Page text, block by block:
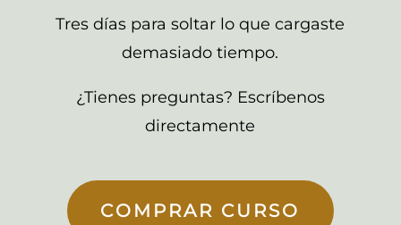
Tres días para soltar lo que cargaste
demasiado tiempo.
¿Tienes preguntas? Escríbenos
directamente
COMPRAR CURSO